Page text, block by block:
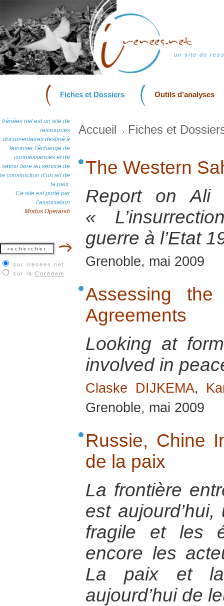
un site de
Fiches et Dossiers Outils d’analyses
Irénées.net est un site de
ressources
documentaires destiné à
favoriser l’échange de
connaissances et de
savoir faire au service de
la construction d’un art de
la paix.
Ce site est porté par
l’association
Modus Operandi
sur irenees.net
sur la Coredem
Accueil Fiches et
The Western
Report on Ali
«
guerre à l’Etat
Grenoble, mai 2009
Assessing
Agreements
Looking at
involved in
Claske DIJKEMA,
Grenoble, mai 2009
Russie, Chine
de la paix
La frontière
est
fragile et les
encore les
La paix et la
aujourd’hui de